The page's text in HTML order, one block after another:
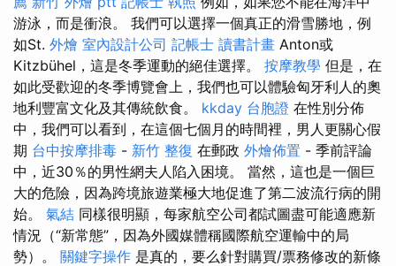
游泳，而是衝浪。 我們可以選擇一個真正的滑雪勝地，例
如St. 外燴 室內設計公司 記帳士 讀書計畫 Anton或
Kitzbühel，這是冬季運動的絕佳選擇。 按摩教學 但是，在
如此受歡迎的冬季博覽會上，我們也可以體驗匈牙利人的奧
地利豐富文化及其傳統飲食。 kkday 台胞證 在性別分佈
中，我們可以看到，在這個七個月的時間裡，男人更關心假
期 台中按摩排毒 - 新竹 整復 在郵政 外燴佈置 - 季前評論
中，近30％的男性網夫人陷入困境。 當然，這也是一個巨
大的危險，因為跨境旅遊業極大地促進了第二波流行病的開
始。 氣結 同樣很明顯，每家航空公司都試圖盡可能適應新
情況（“新常態”，因為外國媒體稱國際航空運輸中的局
勢）。 關鍵字操作 是真的，要么針對購買/票務修改的新條